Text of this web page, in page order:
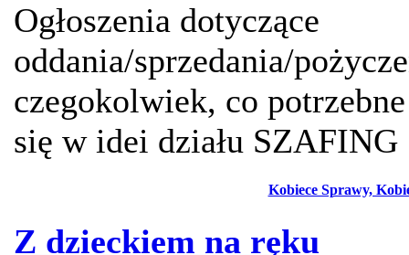
Ogłoszenia dotyczące
oddania/sprzedania/
czegokolwiek, co
się w idei działu SZAFING
Kobiece Sprawy,
Z dzieckiem na ręku